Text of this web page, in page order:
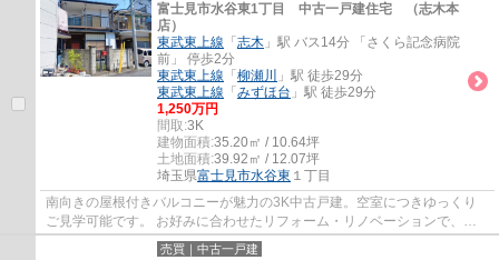
富士見市水谷東1丁目 中古一戸建住宅 （志木本
店）
東武東上線 「 志木 」駅 バス14分 「さくら記念病院
前」 停歩2分
東武東上線 「 柳瀬川
」駅 徒歩29分
東武東上線 「 みずほ台 」駅 徒歩29分
1,250万円
間取:3K
建物面積:35.20㎡ / 10.64坪
土地面積:39.92㎡ / 12.07坪
埼玉県富士見市水谷東 １丁目
南向きの屋根付きバルコニーが魅力の3K中古戸建。空室につきゆっくり
ご見学可能です。 お好みに合わせたリフォーム・リノベーションで、自
分らしい住まいづくりをお楽しみいただけます。
売買｜中古一戸建